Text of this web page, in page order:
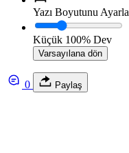
Yazı Boyutunu Ayarla
Küçük 100% Dev
Varsayılana dön
0 Paylaş